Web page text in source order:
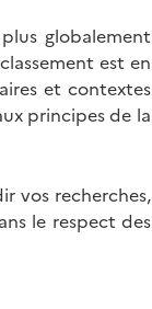
globalement
est en
et contextes
principes de la
vos recherches,
le respect des